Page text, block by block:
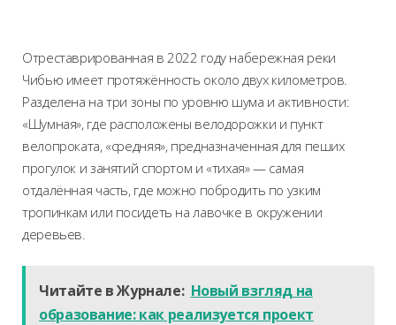
Отреставрированная в 2022 году набережная реки
Чибью имеет протяжённость около двух километров.
Разделена на три зоны по уровню шума и активности:
«Шумная», где расположены велодорожки и пункт
велопроката, «средняя», предназначенная для пеших
прогулок и занятий спортом и «тихая» — самая
отдалённая часть, где можно побродить по узким
тропинкам или посидеть на лавочке в окружении
деревьев.
Читайте в Журнале: Новый взгляд на
образование: как реализуется проект